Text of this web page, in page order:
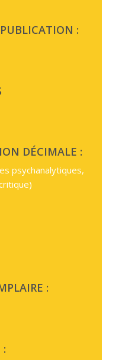
:
DÉCIMALE :
psychanalytiques,
:
: